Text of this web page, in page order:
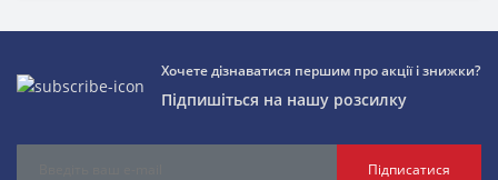
Хочете дізнаватися першим про акції і знижки?
Підпишіться на нашу розсилку
Підписатися